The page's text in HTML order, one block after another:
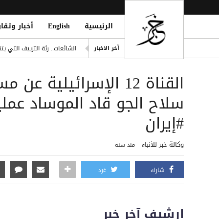
الرئيسية English أخبار
آخر الاخبار
الشائعات.. رئة التزييف
دفاع شبوة تُعلن الرد على
Oil Tanker Attack Attempt
تايوان تحقق مع شركات
القناة 12
سلاح الجو قاد الموساد
#إيران
وكالة خبر للأنباء منذ سنة
شارك غرد
إرشيف آخر خبر